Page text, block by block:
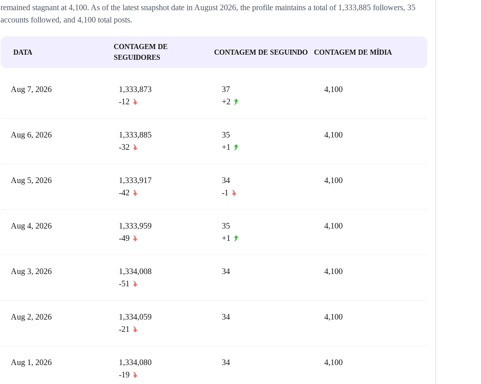
remained stagnant at 4,100. As of the latest snapshot date in August 2026, the profile maintains a total of 1,333,885 followers, 35
accounts followed, and 4,100 total posts.
DATA
CONTAGEM DE
SEGUIDORES
CONTAGEM DE SEGUINDO CONTAGEM DE MÍDIA
Aug 7, 2026
1,333,873
-12
37
+2
4,100
Aug 6, 2026
1,333,885
-32
35
+1
4,100
Aug 5, 2026
1,333,917
-42
34
-1
4,100
Aug 4, 2026
1,333,959
-49
35
+1
4,100
Aug 3, 2026
1,334,008
-51
34 4,100
Aug 2, 2026
1,334,059
-21
34 4,100
Aug 1, 2026
1,334,080
-19
34 4,100